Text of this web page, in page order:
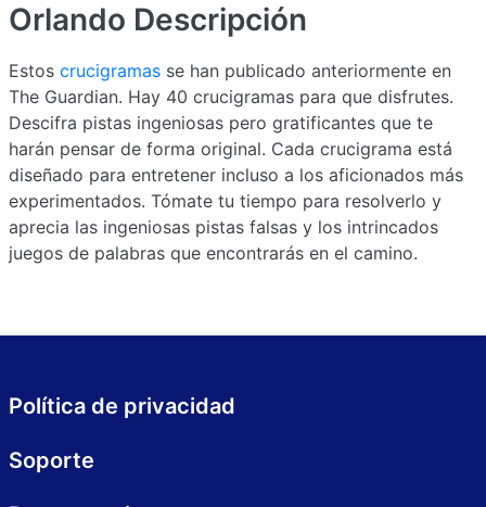
Orlando Descripción
Estos crucigramas se han publicado anteriormente en
The Guardian. Hay 40 crucigramas para que disfrutes.
Descifra pistas ingeniosas pero gratificantes que te
harán pensar de forma original. Cada crucigrama está
diseñado para entretener incluso a los aficionados más
experimentados. Tómate tu tiempo para resolverlo y
aprecia las ingeniosas pistas falsas y los intrincados
juegos de palabras que encontrarás en el camino.
Política de privacidad
Soporte